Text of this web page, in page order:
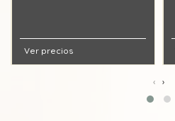
Ver precios
‹ ›